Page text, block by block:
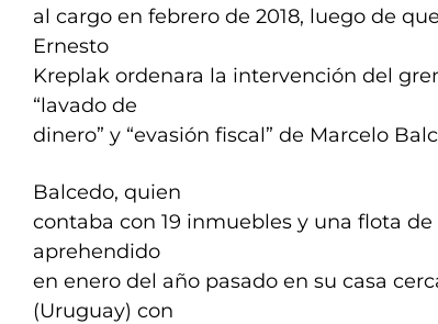
al cargo en febrero de 2018, luego de
Ernesto
Kreplak ordenara la intervención del
“lavado de
dinero” y “evasión fiscal” de Marcelo
Balcedo, quien
contaba con 19 inmuebles y una flota
aprehendido
en enero del año pasado en su casa
(Uruguay) con